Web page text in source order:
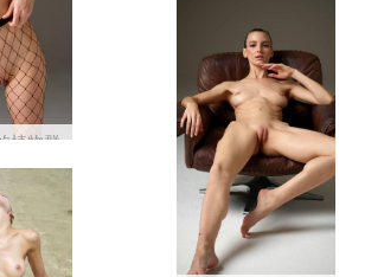
植物群